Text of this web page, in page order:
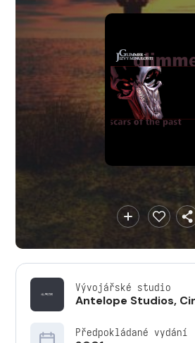
Vývojářské studio
Antelope Studios,
Předpokládané vydání